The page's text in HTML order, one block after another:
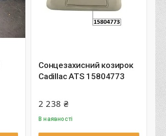
Сонцезахисний козирок
Cadillac ATS 15804773
2 238 ₴
В наявності